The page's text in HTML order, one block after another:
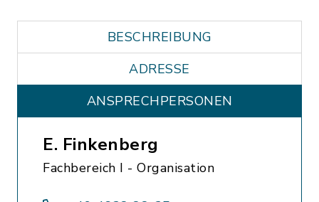
BESCHREIBUNG
ADRESSE
ANSPRECHPERSONEN
E. Finkenberg
Fachbereich I - Organisation